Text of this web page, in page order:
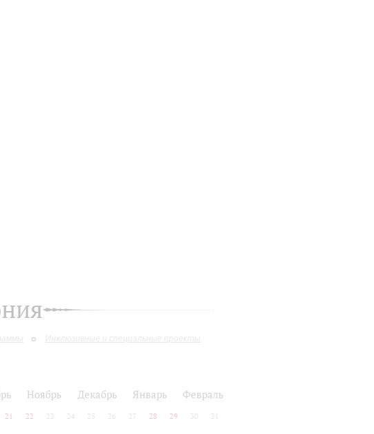
Инклюзивные и специальные проекты
Ноябрь Декабрь Январь Февраль
21 22 23 24 25 26 27 28 29 30 31